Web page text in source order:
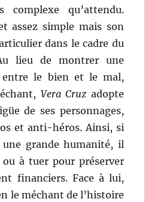
qu’attendu.
assez simple mais son
dans le cadre du
lieu de montrer une
entre le bien et le mal,
Vera Cruz adopte
de ses personnages,
et anti-héros. Ainsi, si
une grande humanité, il
à tuer pour préserver
financiers. Face à lui,
le méchant de l’histoire